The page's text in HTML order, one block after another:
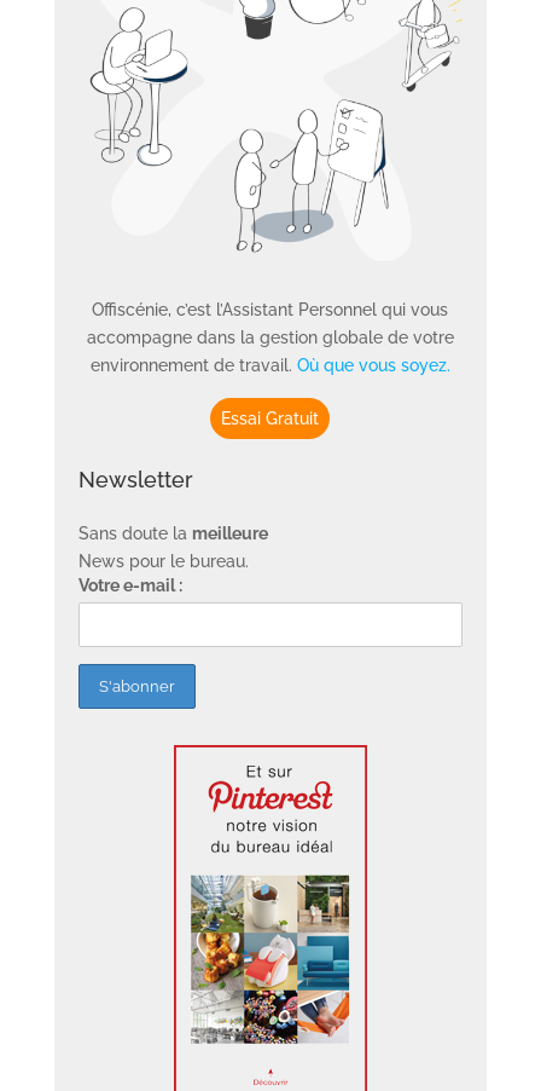
Offiscénie, c’est l’Assistant Personnel qui vous
accompagne dans la gestion globale de votre
environnement de travail. Où que vous soyez.
Essai Gratuit
Newsletter
Sans doute la meilleure
News pour le bureau.
Votre e-mail :